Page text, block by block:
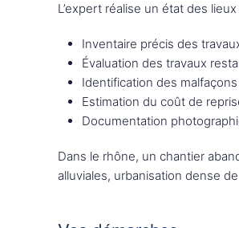
L’expert réalise un état des
Inventaire précis des
Évaluation des travaux
Identification des
Estimation du coût de
Documentation
Dans le rhône, un chantier
alluviales, urbanisation dense